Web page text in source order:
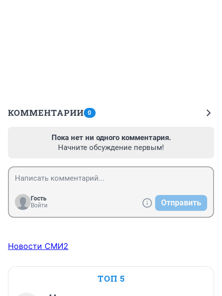
КОММЕНТАРИИ 0
Пока нет ни одного комментария.
Начните обсуждение первым!
Гость
Войти
Отправить
Новости СМИ2
ТОП 5